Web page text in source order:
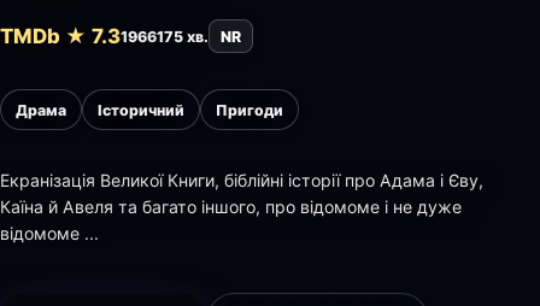
TMDb ★ 7.31966175 хв. NR
Драма Історичний Пригоди
Екранізація Великої Книги, біблійні історії про Адама і Єву,
Каїна й Авеля та багато іншого, про відомоме і не дуже
відомоме ...